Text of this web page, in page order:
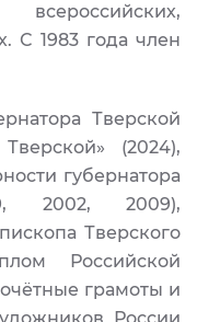
С 1983 года член
Тверской
(2024),
губернатора
2002, 2009),
Тверского
Российской
грамоты и